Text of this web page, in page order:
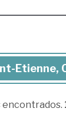
Etienne,
encontrados.